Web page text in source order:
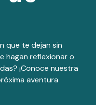
que te dejan sin
hagan reflexionar o
¡Conoce nuestra
aventura